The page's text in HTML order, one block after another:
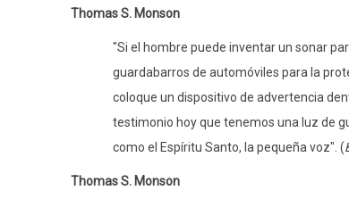
Thomas S. Monson
"Si el hombre puede inventar un sonar
guardabarros de automóviles para la
coloque un dispositivo de advertencia
testimonio hoy que tenemos una luz de
como el Espíritu Santo, la pequeña voz". (
Thomas S. Monson